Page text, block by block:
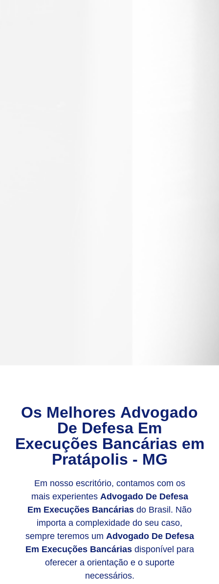
Os Melhores Advogado
De Defesa Em
Execuções Bancárias em
Pratápolis - MG
Em nosso escritório, contamos com os
mais experientes Advogado De Defesa
Em Execuções Bancárias do Brasil. Não
importa a complexidade do seu caso,
sempre teremos um Advogado De Defesa
Em Execuções Bancáriasdisponível para
oferecer a orientação e o suporte
necessários.